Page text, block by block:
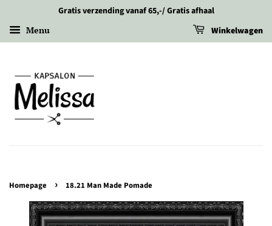
Gratis verzending vanaf 65,-/ Gratis afhaal
Menu Winkelwagen
Homepage › 18.21 Man Made Pomade